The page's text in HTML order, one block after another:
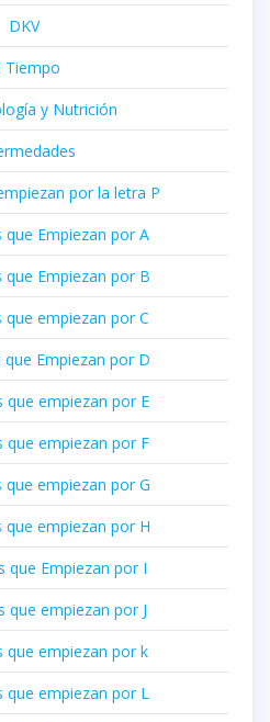
DKV
Tiempo
y Nutrición
por la letra P
que Empiezan por A
que Empiezan por B
que empiezan por C
que Empiezan por D
que empiezan por E
que empiezan por F
que empiezan por G
que empiezan por H
que Empiezan por I
que empiezan por J
que empiezan por k
que empiezan por L